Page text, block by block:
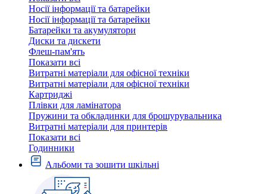
Носії інформації та батарейки
Носії інформації та батарейки
Батарейки та акумулятори
Диски та дискети
Флеш-пам'ять
Показати всі
Витратні матеріали для офісної техніки
Витратні матеріали для офісної техніки
Картриджi
Плівки для ламінатора
Пружини та обкладинки для брошурувальника
Витратні матеріали для принтерів
Показати всі
Годинники
Альбоми та зошити шкільні